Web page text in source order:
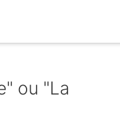
ou "La